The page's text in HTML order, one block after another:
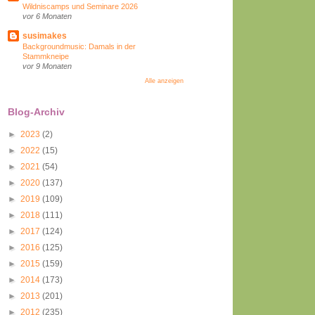
Wildniscamps und Seminare 2026
vor 6 Monaten
susimakes
Backgroundmusic: Damals in der
Stammkneipe
vor 9 Monaten
Alle anzeigen
Blog-Archiv
► 2023 (2)
► 2022 (15)
► 2021 (54)
► 2020 (137)
► 2019 (109)
► 2018 (111)
► 2017 (124)
► 2016 (125)
► 2015 (159)
► 2014 (173)
► 2013 (201)
► 2012 (235)